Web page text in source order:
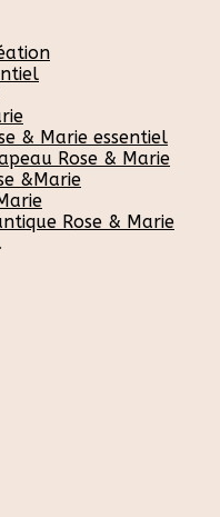
& Marie essentiel
Rose & Marie
&Marie
Rose & Marie